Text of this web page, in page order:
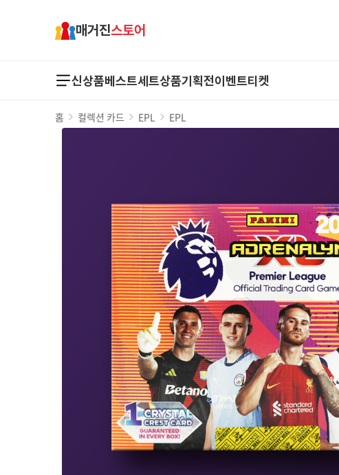
매거진스토어
신상품베스트세트상품기획전이벤트티켓
홈 컬렉션 카드 EPL EPL